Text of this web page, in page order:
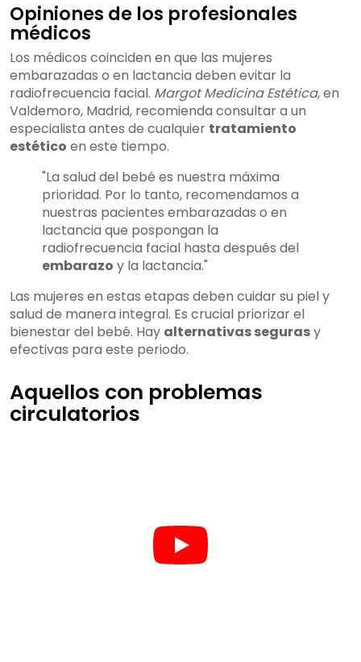
Opiniones de los profesionales
médicos
Los médicos coinciden en que las mujeres
embarazadas o en lactancia deben evitar la
radiofrecuencia facial. Margot Medicina Estética, en
Valdemoro, Madrid, recomienda consultar a un
especialista antes de cualquier tratamiento
estético en este tiempo.
"La salud del bebé es nuestra máxima
prioridad. Por lo tanto, recomendamos a
nuestras pacientes embarazadas o en
lactancia que pospongan la
radiofrecuencia facial hasta después del
embarazo y la lactancia."
Las mujeres en estas etapas deben cuidar su piel y
salud de manera integral. Es crucial priorizar el
bienestar del bebé. Hay alternativas segurasy
efectivas para este periodo.
Aquellos con problemas
circulatorios